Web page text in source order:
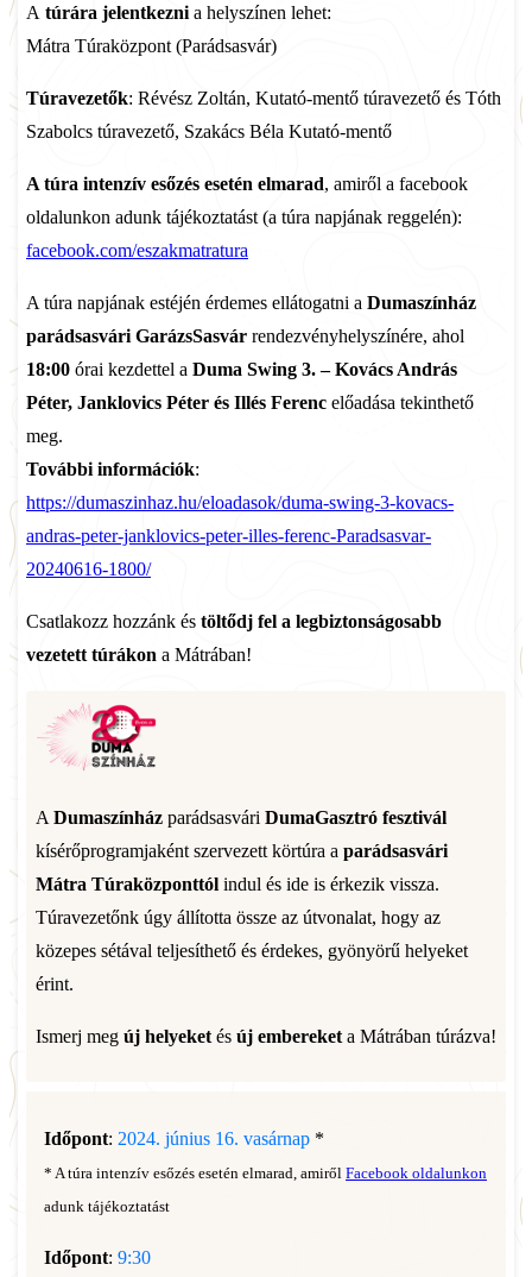
A túrára jelentkezni a helyszínen lehet:
Mátra Túraközpont (Parádsasvár)
Túravezetők: Révész Zoltán, Kutató-mentő túravezető és Tóth
Szabolcs túravezető, Szakács Béla Kutató-mentő
A túra intenzív esőzés esetén elmarad, amiről a facebook
oldalunkon adunk tájékoztatást (a túra napjának reggelén):
facebook.com/eszakmatratura
A túra napjának estéjén érdemes ellátogatni a Dumaszínház
parádsasvári GarázsSasvár rendezvényhelyszínére, ahol
18:00 órai kezdettel a Duma Swing 3. – Kovács András
Péter, Janklovics Péter és Illés Ferenc előadása tekinthető
meg.
További információk:
https://dumaszinhaz.hu/eloadasok/duma-swing-3-kovacs-
andras-peter-janklovics-peter-illes-ferenc-Paradsasvar-
20240616-1800/
Csatlakozz hozzánk és töltődj fel a legbiztonságosabb
vezetett túrákon a Mátrában!
A Dumaszínház parádsasvári DumaGasztró fesztivál
kísérőprogramjaként szervezett körtúra a parádsasvári
Mátra Túraközponttól indul és ide is érkezik vissza.
Túravezetőnk úgy állította össze az útvonalat, hogy az
közepes sétával teljesíthető és érdekes, gyönyörű helyeket
érint.
Ismerj meg új helyeket és új embereket a Mátrában túrázva!
Időpont: 2024. június 16. vasárnap *
* A túra intenzív esőzés esetén elmarad, amiről Facebook oldalunkon
adunk tájékoztatást
Időpont: 9:30